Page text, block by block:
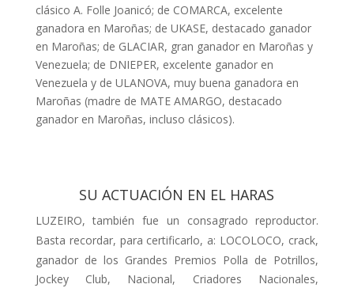
clásico A. Folle Joanicó; de COMARCA, excelente
ganadora en Maroñas; de UKASE, destacado ganador
en Maroñas; de GLACIAR, gran ganador en Maroñas y
Venezuela; de DNIEPER, excelente ganador en
Venezuela y de ULANOVA, muy buena ganadora en
Maroñas (madre de MATE AMARGO, desta­cado
ganador en Maroñas, incluso clá­sicos).
SU ACTUACIÓN EN EL HARAS
LUZEIRO, también fue un consagrado reproductor.
Basta recordar, para cer­tificarlo, a: LOCOLOCO, crack,
ganador de los Grandes Premios Polla de Potri­llos,
Jockey Club, Nacional, Criadores Nacionales,